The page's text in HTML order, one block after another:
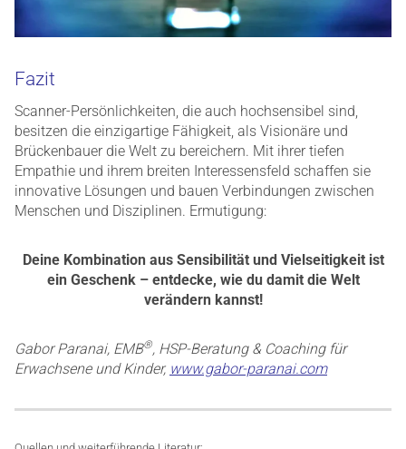
Fazit
Scanner-Persönlichkeiten, die auch hochsensibel sind,
besitzen die einzigartige Fähigkeit, als Visionäre und
Brückenbauer die Welt zu bereichern. Mit ihrer tiefen
Empathie und ihrem breiten Interessensfeld schaffen sie
innovative Lösungen und bauen Verbindungen zwischen
Menschen und Disziplinen. Ermutigung:
Deine Kombination aus Sensibilität und Vielseitigkeit ist
ein Geschenk – entdecke, wie du damit die Welt
verändern kannst!
Gabor Paranai, EMB®, HSP-Beratung & Coaching für
Erwachsene und Kinder, www.gabor-paranai.com